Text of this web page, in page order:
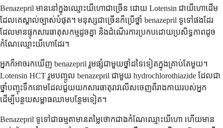
Benazepril មាននៅក្នុងឈ្មោះយីហោជាច្រើន ដោយ Lotensin ជាយីហោដើម
ដែលគេស្គាល់ច្បាស់បំផុត។ មនុស្សជាច្រើនក៏ប្រើថ្នាំ benazepril ទូទៅផងដែរ
ដែលមានផ្ទុកសារធាតុសកម្មដូចគ្នា និងដំណើរការប្រកបដោយប្រសិទ្ធភាពដូច
កំណែឈ្មោះយីហោដែរ។
អ្នកក៏អាចរកឃើញ benazepril រួមផ្សំជាមួយថ្នាំដទៃទៀតក្នុងគ្រាប់តែមួយ។
Lotensin HCT រួមបញ្ចូល benazepril ជាមួយ hydrochlorothiazide ដែលជា
ថ្នាំបញ្ចុះទឹកនោមដែលជួយយកសារធាតុរាវលើសចេញពីរាងកាយរបស់អ្នក
ដើម្បីបន្ថយសម្ពាធឈាមបន្ថែមទៀត។
Benazepril ទូទៅជាធម្មតាមានតម្លៃថោកជាងកំណែឈ្មោះយីហោ ហើយមាន